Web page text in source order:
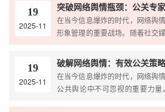
19
2025-11
突破网络舆情瓶颈：公关专
在当今信息爆炸的时代，网络舆
形象管理的重要战场。随着社交
的获取速度和传播效率呈指数级
19
2025-11
破解网络舆情：有效公关策
在当今信息爆炸的时代，网络舆
公共舆论中不可忽视的重要力